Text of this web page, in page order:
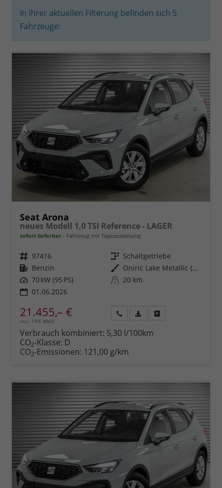
In Ihrer aktuellen Filterung befinden sich 5
Fahrzeuge:
Seat Arona
neues Modell 1,0 TSI Reference - LAGER
sofort lieferbar Fahrzeug mit Tageszulassung
Fahrzeugnr. 97416 Getriebe Schaltgetriebe
Kraftstoff Benzin Außenfarbe
Oniric Lake Metallic (M6)
Leistung 70 kW (95 PS) Kilometerstand 20 km
01.06.2026
21.455,– €
incl. 19% MwSt.
anfordern
Datei,
Verbrauch kombiniert: 5,30 l/100km
CO2-Klasse: D
CO2-Emissionen: 121,00 g/km